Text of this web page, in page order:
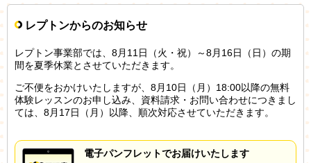
レプトンからのお知らせ
レプトン事業部では、8月11日（火・祝）～8月16日（日）の期
間を夏季休業とさせていただきます。
ご不便をおかけいたしますが、8月10日（月）18:00以降の無料
体験レッスンのお申し込み、資料請求・お問い合わせにつきまし
ては、8月17日（月）以降、順次対応させていただきます。
電子パンフレットでお届けいたします